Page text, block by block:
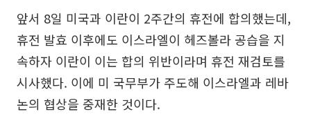
앞서 8일 미국과 이란이 2주간의 휴전에 합의했는데,
휴전 발효 이후에도 이스라엘이 헤즈볼라 공습을 지
속하자 이란이 이는 합의 위반이라며 휴전 재검토를
시사했다. 이에 미 국무부가 주도해 이스라엘과 레바
논의 협상을 중재한 것이다.